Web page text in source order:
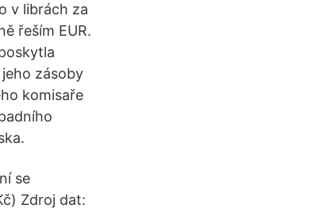
v librách za
řeším EUR.
zásoby
komisaře
se
Zdroj dat: